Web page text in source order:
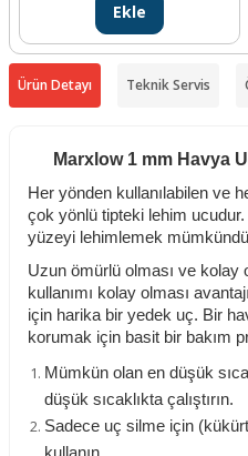
Ekle
Ürün Detayı Teknik Servis
Marxlow 1 mm Havya
Her yönden kullanılabilen ve
çok yönlü tipteki lehim
yüzeyi lehimlemek
Uzun ömürlü olması ve
kullanımı kolay olması
için harika bir yedek uç. Bir
korumak için basit bir bakım
Mümkün olan en düşük
düşük sıcaklıkta çalıştırın.
Sadece uç silme için